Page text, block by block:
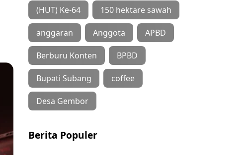
(HUT) Ke-64 150 hektare sawah
anggaran Anggota APBD
Berburu Konten BPBD
Bupati Subang coffee
Desa Gembor
Berita Populer